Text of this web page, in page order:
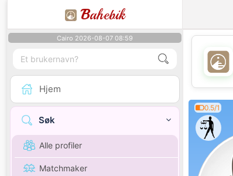
Bahebik
Cairo 2026-08-07 08:59
Hjem
Søk
Alle profiler
Matchmaker
0.5/1